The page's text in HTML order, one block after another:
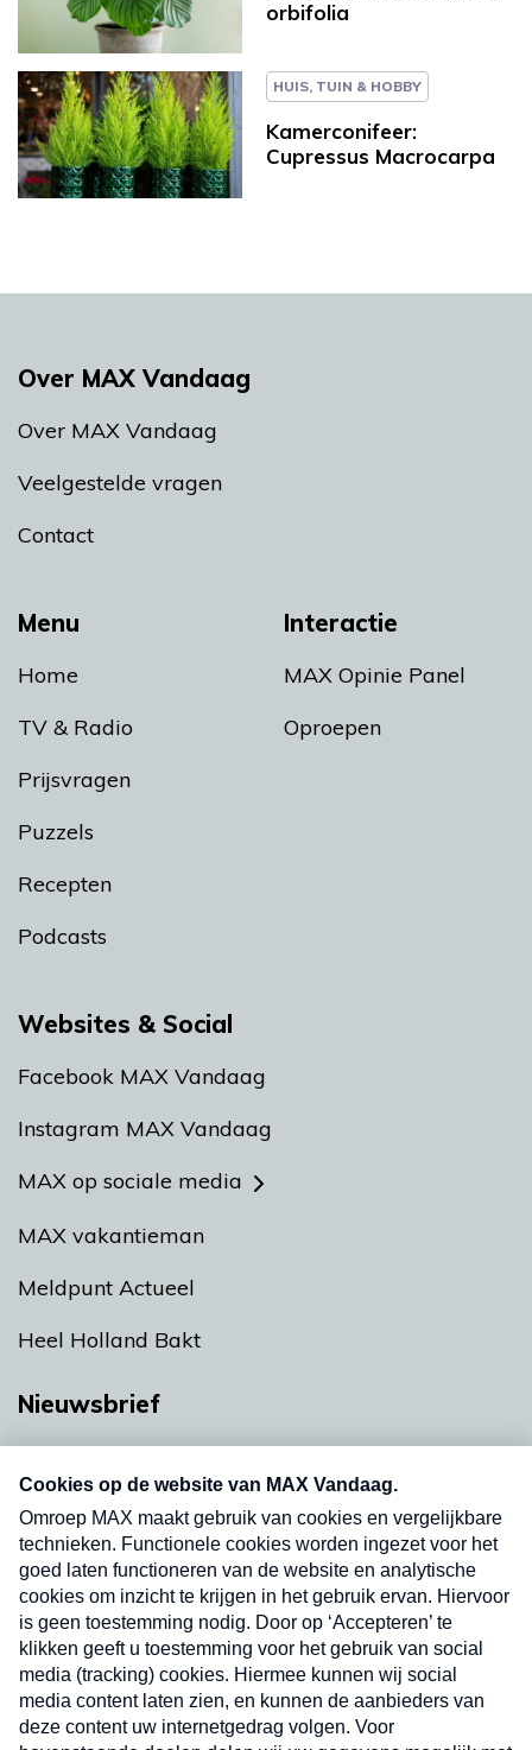
orbifolia
HUIS, TUIN & HOBBY
Kamerconifeer:
Cupressus Macrocarpa
Menu
Home
TV & Radio
Prijsvragen
Puzzels
Recepten
Podcasts
Interactie
MAX Opinie Panel
Oproepen
Over MAX Vandaag
Over MAX Vandaag
Veelgestelde vragen
Contact
Websites & Social
Facebook MAX Vandaag
Instagram MAX Vandaag
MAX op sociale media
MAX vakantieman
Meldpunt Actueel
Heel Holland Bakt
Nieuwsbrief
nieuwsbrief. Elke vrijdag- en dinsdagochtend in
uw mailbox.
Verzend